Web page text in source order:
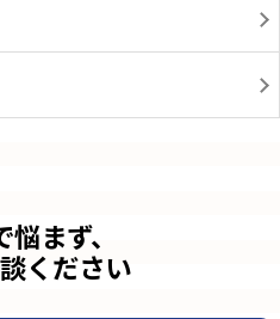
まず、
ください